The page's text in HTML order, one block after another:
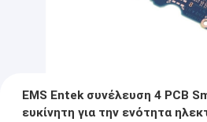
EMS Entek συνέλευση 4 PCB
ευκίνητη για την ενότητα